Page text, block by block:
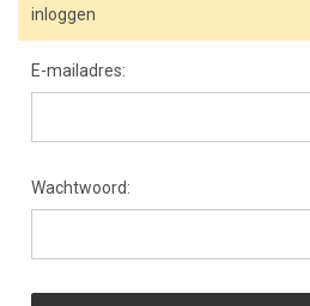
inloggen
E-mailadres:
Wachtwoord: